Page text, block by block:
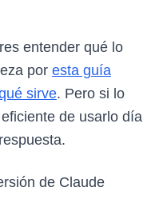
entender qué lo
por esta guía
sirve. Pero si lo
de usarlo día
de Claude